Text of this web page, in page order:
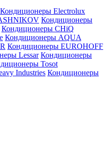
Кондиционеры Electrolux
Кондиционеры
Кондиционеры CHiQ
Кондиционеры AQUA
Кондиционеры EUROHOFF
Lessar Кондиционеры
Tosot
Industries Кондиционеры